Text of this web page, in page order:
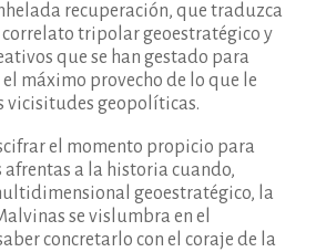
recuperación, que traduzca
tripolar geoestratégico y
que se han gestado para
máximo provecho de lo que le
vicisitudes geopolíticas.
el momento propicio para
a la historia cuando,
geoestratégico, la
se vislumbra en el
concretarlo con el coraje de la